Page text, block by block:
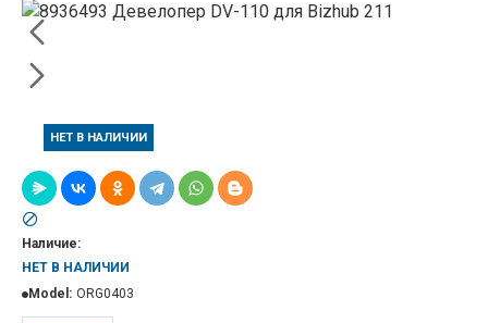
НЕТ В НАЛИЧИИ
Наличие:
НЕТ В НАЛИЧИИ
Model: ORG0403